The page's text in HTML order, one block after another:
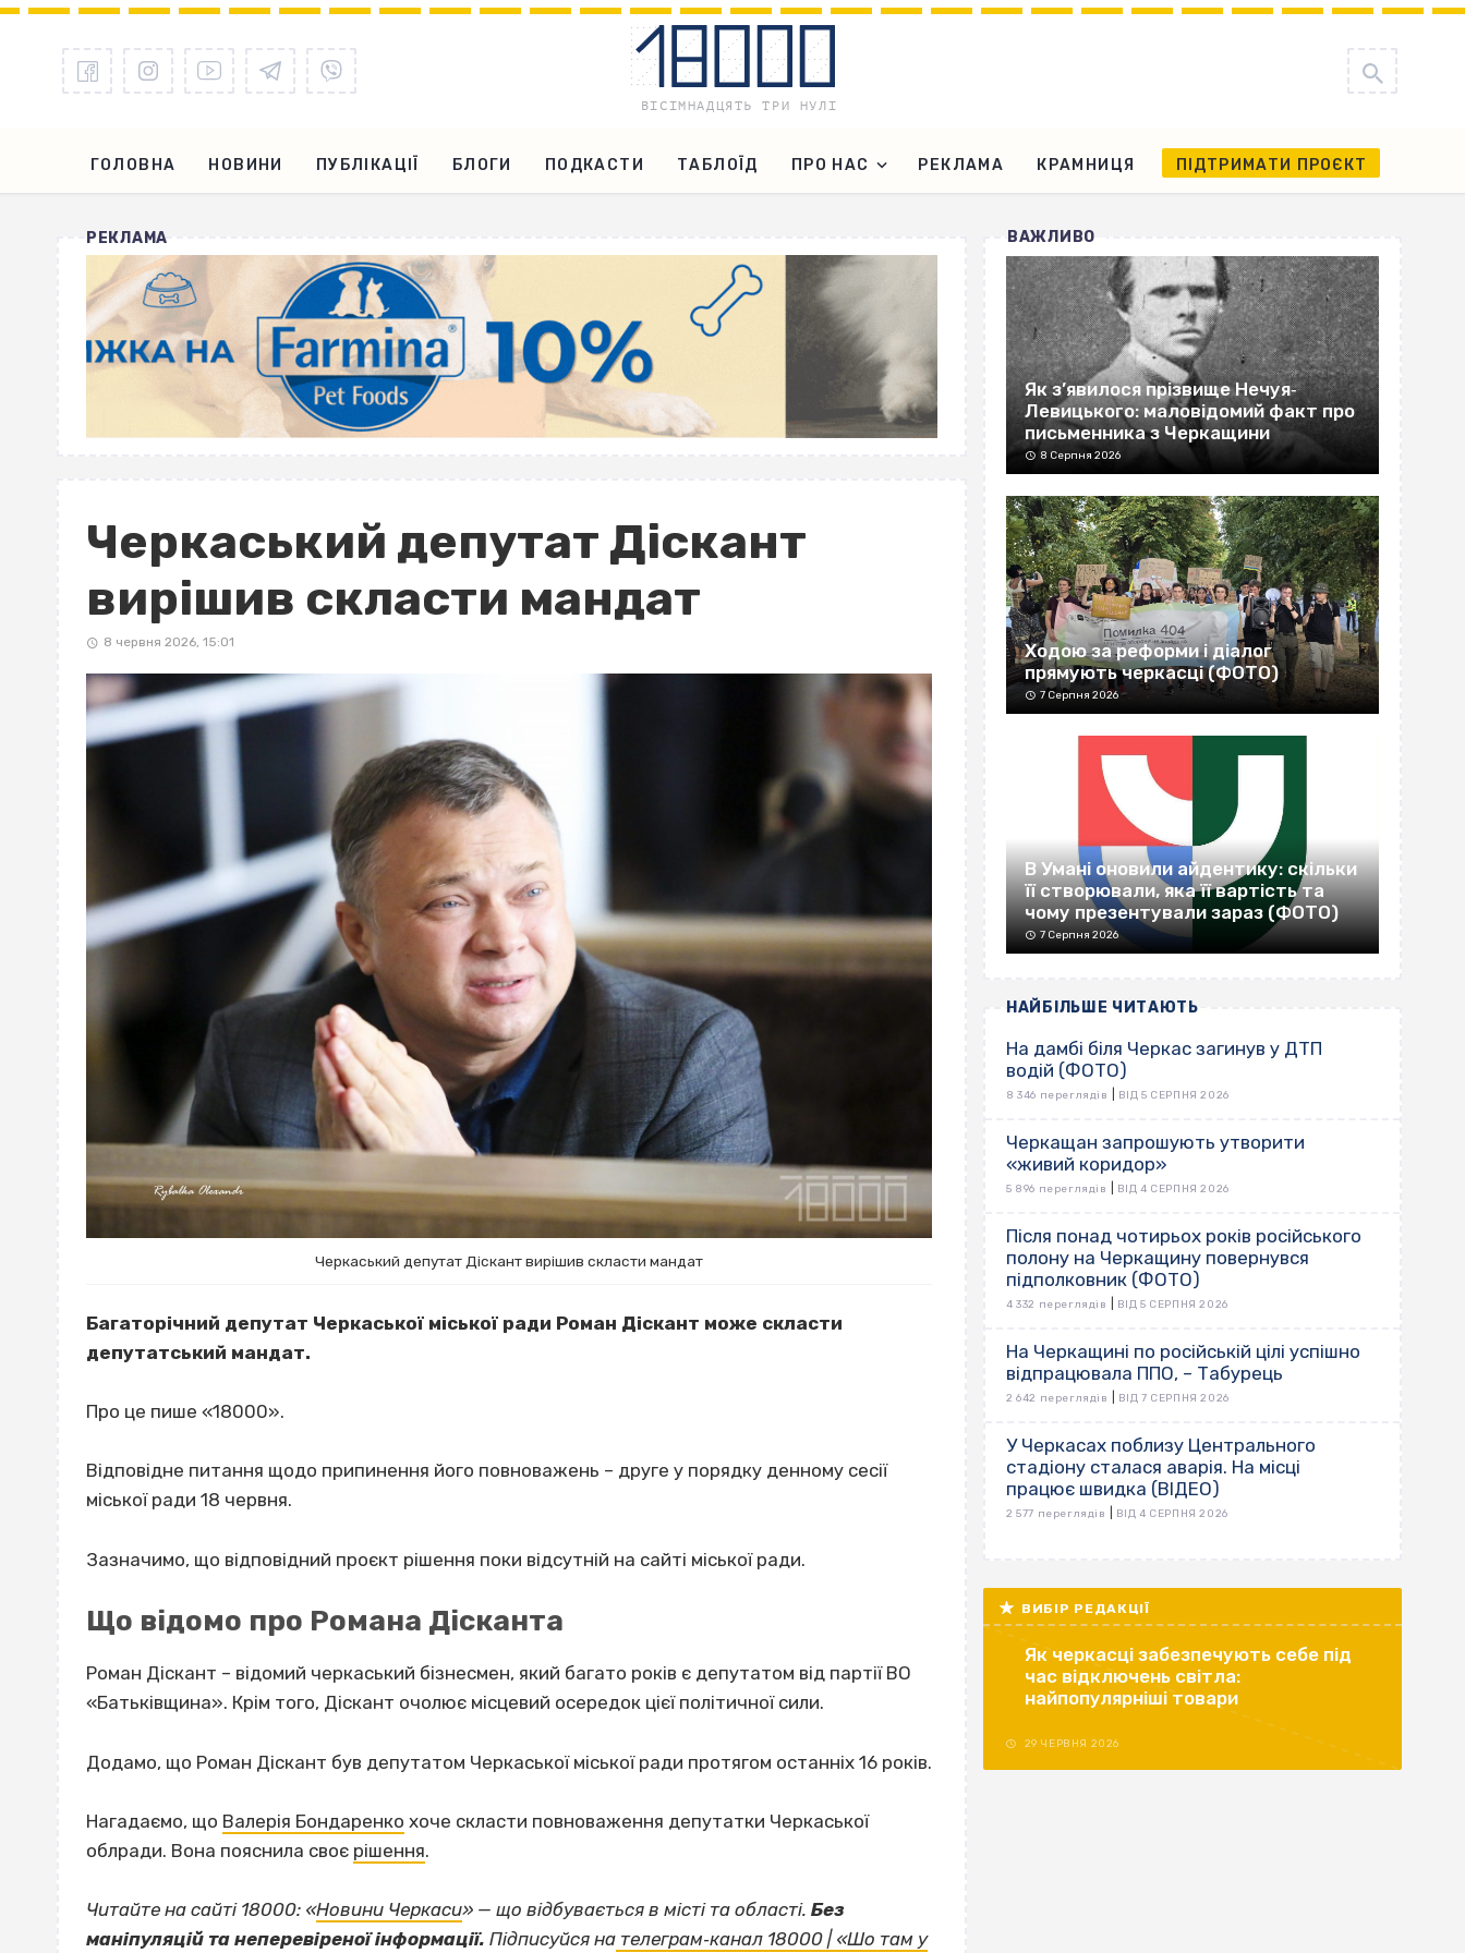
ГОЛОВНА НОВИНИ ПУБЛІКАЦІЇ БЛОГИ ПОДКАСТИ ТАБЛОЇД ПРО НАС РЕКЛАМА КРАМНИЦЯ ПІДТРИМАТИ ПРОЄКТ
РЕКЛАМА
Черкаський депутат Діскант
вирішив скласти мандат
8 червня 2026, 15:01
Черкаський депутат Діскант вирішив скласти мандат
Багаторічний депутат Черкаської міської ради Роман Діскант може скласти
депутатський мандат.
Про це пише «18000».
Відповідне питання щодо припинення його повноважень – друге у порядку денному сесії
міської ради 18 червня.
Зазначимо, що відповідний проєкт рішення поки відсутній на сайті міської ради.
Що відомо про Романа Дісканта
Роман Діскант – відомий черкаський бізнесмен, який багато років є депутатом від партії ВО
«Батьківщина». Крім того, Діскант очолює місцевий осередок цієї політичної сили.
Додамо, що Роман Діскант був депутатом Черкаської міської ради протягом останніх 16 років.
Нагадаємо, що Валерія Бондаренко хоче скласти повноваження депутатки Черкаської
облради. Вона пояснила своє рішення.
Читайте на сайті 18000: «Новини Черкаси» — що відбувається в місті та області. Без
маніпуляцій та неперевіреної інформації. Підписуйся на телеграм‐канал 18000 | «Шо там у
ВАЖЛИВО
Як з’явилося прізвище Нечуя‐
Левицького: маловідомий факт про
письменника з Черкащини
8 Серпня 2026
Ходою за реформи і діалог
прямують черкасці (ФОТО)
7 Серпня 2026
В Умані оновили айдентику: скільки
її створювали, яка її вартість та
чому презентували зараз (ФОТО)
7 Серпня 2026
НАЙБІЛЬШЕ ЧИТАЮТЬ
На дамбі біля Черкас загинув у ДТП
водій (ФОТО)
8 346 переглядів ВІД 5 СЕРПНЯ 2026
Черкащан запрошують утворити
«живий коридор»
5 896 переглядів ВІД 4 СЕРПНЯ 2026
Після понад чотирьох років російського
полону на Черкащину повернувся
підполковник (ФОТО)
4 332 переглядів ВІД 5 СЕРПНЯ 2026
На Черкащині по російській цілі успішно
відпрацювала ППО, – Табурець
2 642 переглядів ВІД 7 СЕРПНЯ 2026
У Черкасах поблизу Центрального
стадіону сталася аварія. На місці
працює швидка (ВІДЕО)
2 577 переглядів ВІД 4 СЕРПНЯ 2026
ВИБІР РЕДАКЦІЇ
Як черкасці забезпечують себе під
час відключень світла:
найпопулярніші товари
29 ЧЕРВНЯ 2026